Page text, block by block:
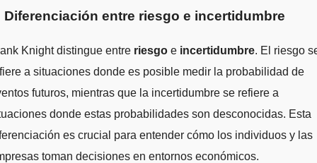
Diferenciación entre riesgo e incertidumbre
Knight distingue entre riesgo e incertidumbre. El riesgo
a situaciones donde es posible medir la probabilidad de
futuros, mientras que la incertidumbre se refiere a
donde estas probabilidades son desconocidas. Esta
es crucial para entender cómo los individuos y las
toman decisiones en entornos económicos.